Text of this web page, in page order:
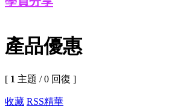
產品優惠
[ 1 主題 / 0 回復 ]
收藏 RSS精華